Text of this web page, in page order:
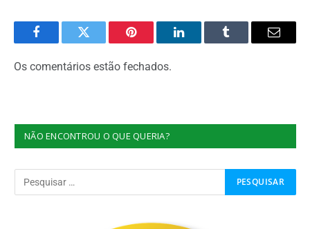
FacebookTwitter Pinterest O
Tumblr
E-
Os comentários estão fechados.
NÃO ENCONTROU O QUE QUERIA?